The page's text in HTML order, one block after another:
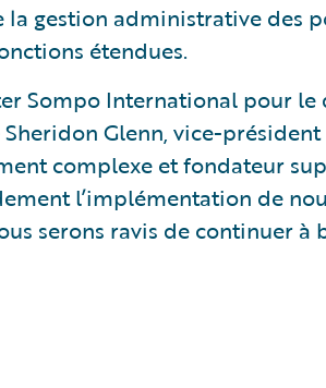
gestion administrative des
étendues.
Sompo International pour
Glenn, vice-
complexe et fondateur
l’implémentation de
serons ravis de continuer